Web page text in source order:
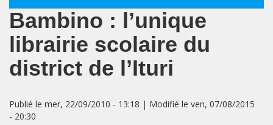
Bambino : l’unique
librairie scolaire du
district de l’Ituri
Publié le mer, 22/09/2010 - 13:18 | Modifié le ven, 07/08/2015
- 20:30